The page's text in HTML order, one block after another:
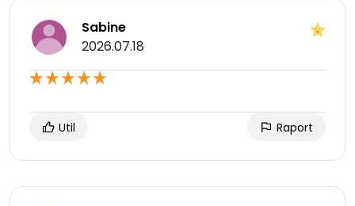
Sabine
2026.07.18
Util Raport